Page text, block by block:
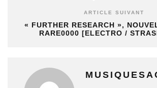
ARTICLE SUIVANT
« FURTHER RESEARCH »,
RARE0000 [ELECTRO /